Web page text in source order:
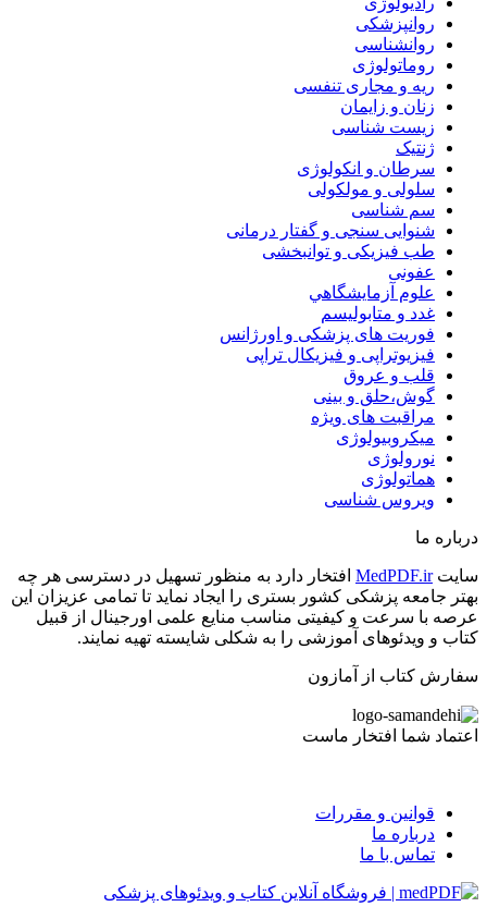
روانپزشکی
روانشناسی
روماتولوژی
ریه و مجاری تنفسی
زنان و زایمان
زیست شناسی
ژنتیک
سرطان و انکولوژی
سلولی و مولکولی
سم شناسی
شنوایی سنجی و گفتار درمانی
طب فیزیکی و توانبخشی
عفونی
علوم آزمايشگاهي
غدد و متابولیسم
فوریت های پزشکی و اورژانس
فیزیوتراپی و فیزیکال تراپی
قلب و عروق
گوش،حلق و بینی
مراقبت های ویژه
میکروبیولوژی
نورولوژی
هماتولوژی
ویروس شناسی
درباره ما
سایتMedPDF.ir افتخار دارد به منظور تسهیل در دسترسی هر چه
بهتر جامعه پزشکی کشور بستری را ایجاد نماید تا تمامی عزیزان این
عرصه با سرعت و کیفیتی مناسب منایع علمی اورجینال از قبیل
کتاب و ویدئوهای آموزشی را به شکلی شایسته تهیه نمایند.
سفارش کتاب از آمازون
اعتماد شما افتخار ماست
قوانین و مقررات
درباره ما
تماس با ما